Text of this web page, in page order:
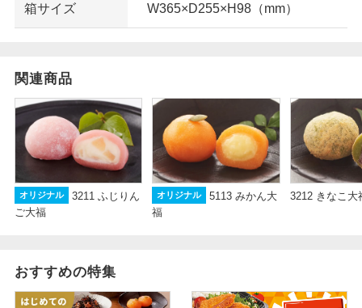
箱サイズ W365×D255×H98（mm）
関連商品
オリジナル
3211 ふじりん
ご大福
オリジナル
5113 みかん大
福
3212 きなこ大
おすすめの特集